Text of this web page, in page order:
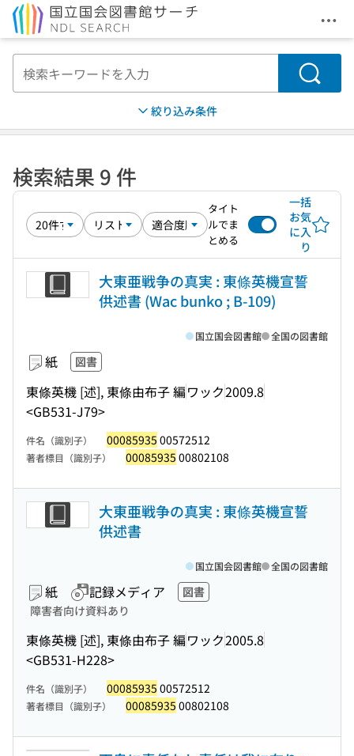
メ
検索
絞り込み条件
検索結果 9 件
タイト
ルでま
とめる
一括
お気
に入
り
大東亜戦争の真実 : 東條英機宣誓
供述書 (Wac bunko ; B-109)
紙 図書
東條英機 [述], 東條由布子 編ワック2009.8
<GB531-J79>
国立国会図書館 全国の図書館
件名（識別子） 00085935 00572512
著者標目（識別子） 00085935 00802108
大東亜戦争の真実 : 東條英機宣誓
供述書
紙 記録メディア
図書
障害者向け資料あり
東條英機 [述], 東條由布子 編ワック2005.8
<GB531-H228>
国立国会図書館 全国の図書館
件名（識別子） 00085935 00572512
著者標目（識別子） 00085935 00802108